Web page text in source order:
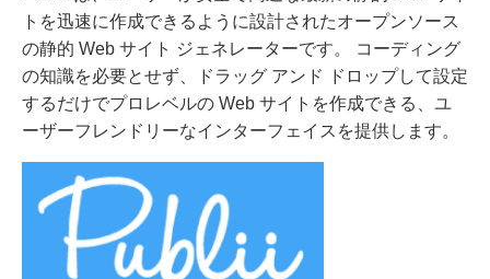
トを迅速に作成できるように設計されたオープンソース
の静的 Web サイト ジェネレーターです。 コーディング
の知識を必要とせず、ドラッグ アンド ドロップして設定
するだけでプロレベルの Web サイトを作成できる、ユ
ーザーフレンドリーなインターフェイスを提供します。